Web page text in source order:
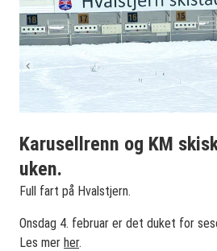
Karusellrenn og KM
uken.
Full fart på Hvalstjern.
Onsdag 4. februar er det duket for
Les mer her.